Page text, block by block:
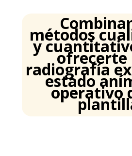
métodos
y
ofrecerte
radiografía
estado
operativo